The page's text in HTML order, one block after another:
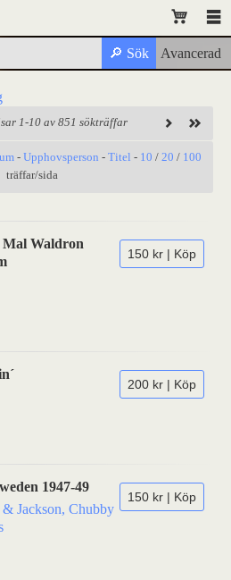
1-10 av 851 sökträffar
- Upphovsperson - Titel - 10 / 20 / 100
träffar/sida
150 kr | Köp
Mal Waldron
200 kr | Köp
150 kr | Köp
1947-49
Jackson, Chubby